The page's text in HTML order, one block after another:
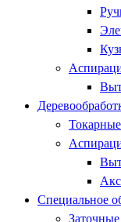
Специальное